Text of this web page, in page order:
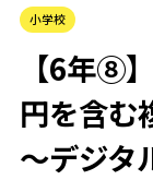
小学校
【6年⑧】
円を含む
～デジタ